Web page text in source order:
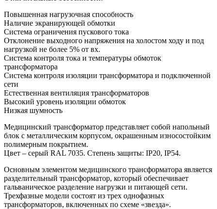
Повышенная нагрузочная способность
Наличие экранирующей обмотки
Система ограничения пускового тока
Отклонение выходного напряжения на холостом ходу и под
нагрузкой не более 5% от вх.
Система контроля тока и температуры обмоток
трансформатора
Система контроля изоляции трансформатора и подключенной
сети
Естественная вентиляция трансформаторов
Высокий уровень изоляции обмоток
Низкая шумность
Медицинский трансформатор представляет собой напольный
блок с металлическим корпусом, окрашенным износостойким
полимерным покрытием.
Цвет – серый RAL 7035. Степень защиты: IP20, IP54.
Основным элементом медицинского трансформатора является
разделительный трансформатор, который обеспечивает
гальваническое разделение нагрузки и питающей сети.
Трехфазные модели состоят из трех однофазных
трансформаторов, включенных по схеме «звезда».